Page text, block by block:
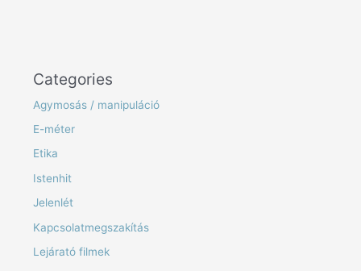
Categories
Agymosás / manipuláció
E-méter
Etika
Istenhit
Jelenlét
Kapcsolatmegszakítás
Lejárató filmek